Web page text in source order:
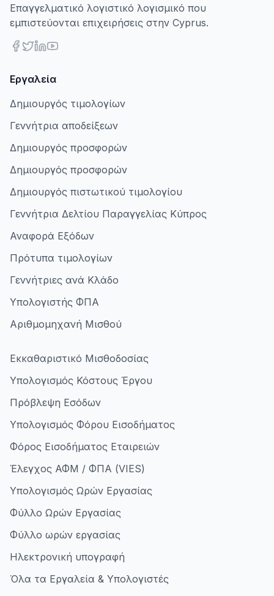
Επαγγελματικό λογιστικό λογισμικό που
εμπιστεύονται επιχειρήσεις στην Cyprus.
Εργαλεία
Δημιουργός τιμολογίων
Γεννήτρια αποδείξεων
Δημιουργός προσφορών
Δημιουργός προσφορών
Δημιουργός πιστωτικού τιμολογίου
Γεννήτρια Δελτίου Παραγγελίας Κύπρος
Αναφορά Εξόδων
Πρότυπα τιμολογίων
Γεννήτριες ανά Κλάδο
Υπολογιστής ΦΠΑ
Αριθμομηχανή Μισθού
Εκκαθαριστικό Μισθοδοσίας
Υπολογισμός Κόστους Έργου
Πρόβλεψη Εσόδων
Υπολογισμός Φόρου Εισοδήματος
Φόρος Εισοδήματος Εταιρειών
Έλεγχος ΑΦΜ / ΦΠΑ (VIES)
Υπολογισμός Ωρών Εργασίας
Φύλλο Ωρών Εργασίας
Φύλλο ωρών εργασίας
Ηλεκτρονική υπογραφή
Όλα τα Εργαλεία & Υπολογιστές